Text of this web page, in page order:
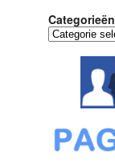
Categorieën
Categorieën